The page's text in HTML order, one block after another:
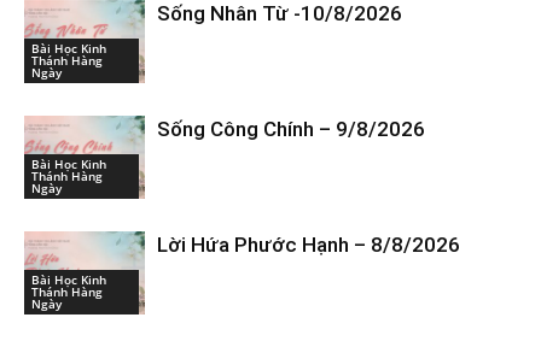
Bài Học Kinh
Thánh Hàng
Ngày
Sống Nhân Từ -10/8/2026
Bài Học Kinh
Thánh Hàng
Ngày
Sống Công Chính – 9/8/2026
Bài Học Kinh
Thánh Hàng
Ngày
Lời Hứa Phước Hạnh – 8/8/2026